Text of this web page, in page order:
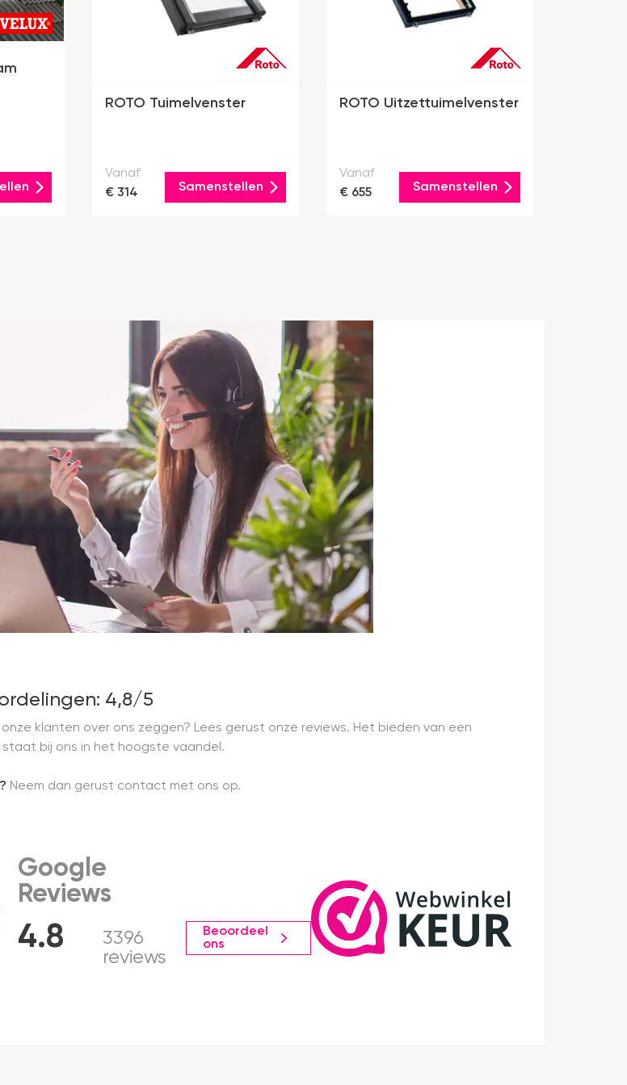
ROTO Tuimelvenster
Vanaf
€ 314
Samenstellen
ROTO Uitzettuimelvenster
Vanaf
€ 655
Samenstellen
4,8/5
klanten over ons zeggen? Lees gerust onze reviews. Het bieden van een
bij ons in het hoogste vaandel.
Neem dan gerust contact met ons op.
4.8
Google
Reviews
3396
reviews
Beoordeel
ons